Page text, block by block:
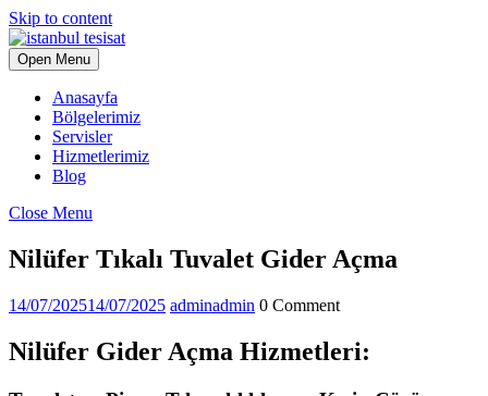
Skip to content
Open Menu
Anasayfa
Bölgelerimiz
Servisler
Hizmetlerimiz
Blog
Close Menu
Nilüfer Tıkalı Tuvalet Gider Açma
14/07/202514/07/2025 adminadmin 0 Comment
Nilüfer Gider Açma Hizmetleri: